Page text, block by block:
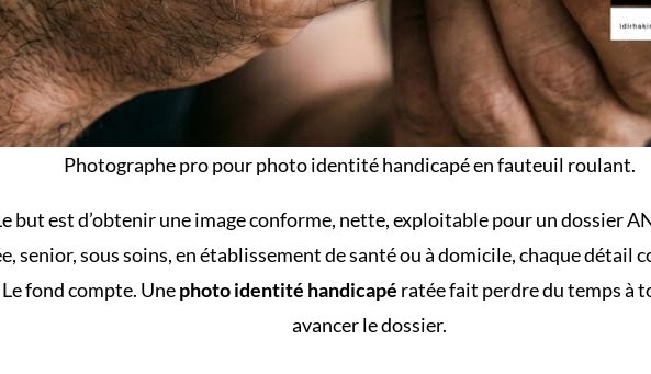
Photographe pro pour photo identité handicapé en fauteuil roulant.
but est d’obtenir une image conforme, nette, exploitable pour undossier
senior, sous soins, en établissement de santé ou à domicile, chaque détail
fond compte. Unephoto identité handicapé ratée fait perdre du temps à
avancer le dossier.